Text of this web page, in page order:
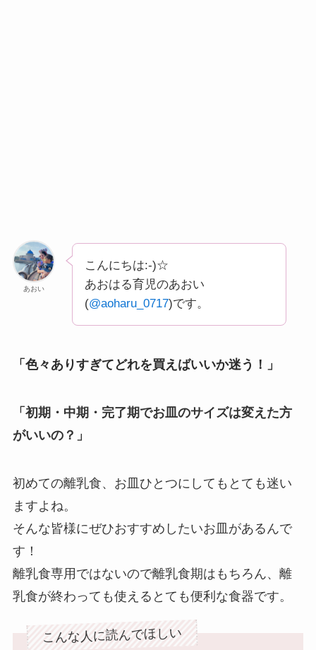
あおい
こんにちは:-)☆
あおはる育児のあおい
(@aoharu_0717)です。
「色々ありすぎてどれを買えばいいか迷う！」
「初期・中期・完了期でお皿のサイズは変えた方
がいいの？」
初めての離乳食、お皿ひとつにしてもとても迷い
ますよね。
そんな皆様にぜひおすすめしたいお皿があるんで
す！
離乳食専用ではないので離乳食期はもちろん、離
乳食が終わっても使えるとても便利な食器です。
こんな人に読んでほしい